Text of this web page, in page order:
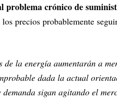
problema crónico de
precios probablemente
de la energía aumentarán a
dada la actual
sigan agitando el